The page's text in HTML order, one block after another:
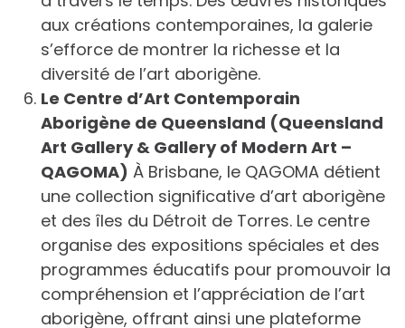
aux créations contemporaines, la galerie
s’efforce de montrer la richesse et la
diversité de l’art aborigène.
Le Centre d’Art Contemporain
Aborigène de Queensland (Queensland
Art Gallery & Gallery of Modern Art –
QAGOMA) À Brisbane, le QAGOMA détient
une collection significative d’art aborigène
et des îles du Détroit de Torres. Le centre
organise des expositions spéciales et des
programmes éducatifs pour promouvoir la
compréhension et l’appréciation de l’art
aborigène, offrant ainsi une plateforme